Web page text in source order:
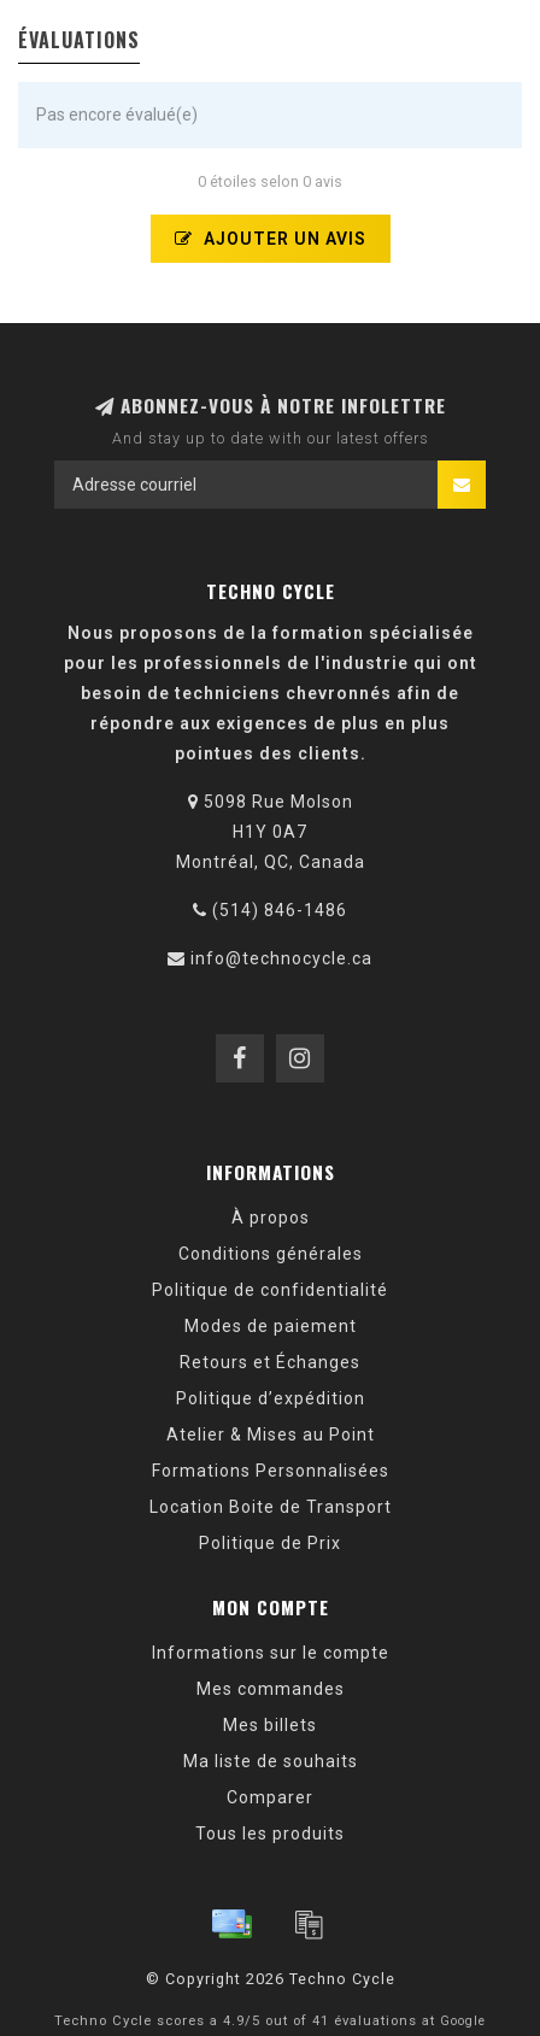
ÉVALUATIONS
Pas encore évalué(e)
0 étoiles selon 0 avis
AJOUTER UN AVIS
ABONNEZ-VOUS À NOTRE INFOLETTRE
And stay up to date with our latest offers
TECHNO CYCLE
Nous proposons de la formation spécialisée
pour les professionnels de l'industrie qui ont
besoin de techniciens chevronnés afin de
répondre aux exigences de plus en plus
pointues des clients.
5098 Rue Molson
H1Y 0A7
Montréal, QC, Canada
(514) 846-1486
info@technocycle.ca
INFORMATIONS
À propos
Conditions générales
Politique de confidentialité
Modes de paiement
Retours et Échanges
Politique d’expédition
Atelier & Mises au Point
Formations Personnalisées
Location Boite de Transport
Politique de Prix
MON COMPTE
Informations sur le compte
Mes commandes
Mes billets
Ma liste de souhaits
Comparer
Tous les produits
© Copyright 2026 Techno Cycle
Techno Cycle scores a 4.9/ 5 out of 41 évaluations at Google